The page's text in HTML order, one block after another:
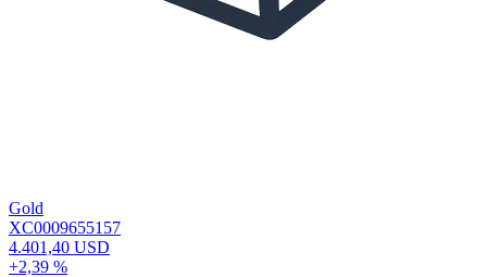
Gold
XC0009655157
4.401,40 USD
+2,39 %